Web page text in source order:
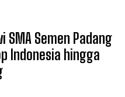
SMA Semen Padang
Indonesia hingga